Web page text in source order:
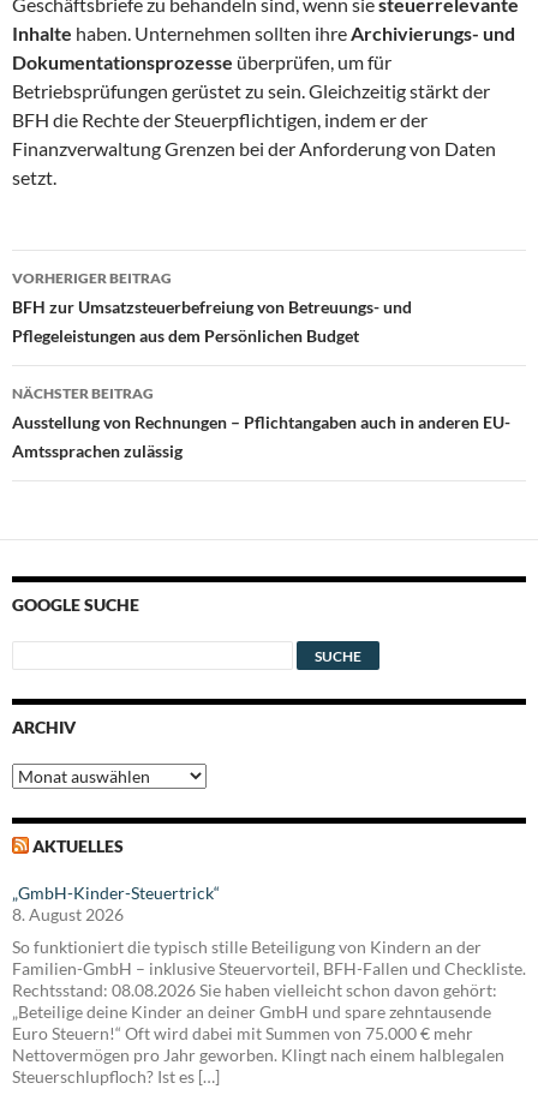
Inhalte haben. Unternehmen sollten ihre Archivierungs- und
Dokumentationsprozesse überprüfen, um für
Betriebsprüfungen gerüstet zu sein. Gleichzeitig stärkt der
BFH die Rechte der Steuerpflichtigen, indem er der
Finanzverwaltung Grenzen bei der Anforderung von Daten
setzt.
Beitragsnavigation
VORHERIGER BEITRAG
BFH zur Umsatzsteuerbefreiung von Betreuungs- und
Pflegeleistungen aus dem Persönlichen Budget
NÄCHSTER BEITRAG
Ausstellung von Rechnungen – Pflichtangaben auch in anderen EU-
Amtssprachen zulässig
GOOGLE SUCHE
ARCHIV
Archiv
AKTUELLES
„GmbH-Kinder-Steuertrick“
8. August 2026
So funktioniert die typisch stille Beteiligung von Kindern an der
Familien-GmbH – inklusive Steuervorteil, BFH-Fallen und Checkliste.
Rechtsstand: 08.08.2026 Sie haben vielleicht schon davon gehört:
„Beteilige deine Kinder an deiner GmbH und spare zehntausende
Euro Steuern!“ Oft wird dabei mit Summen von 75.000 € mehr
Nettovermögen pro Jahr geworben. Klingt nach einem halblegalen
Steuerschlupfloch? Ist es […]